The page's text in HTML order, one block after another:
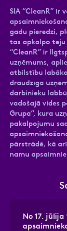
SIA “CleanR” ir
gadu pieredzi,
tas apkalpo
“CleanR” ir
uzņēmums,
atbilstību
draudzīga
darbinieku
vadošajā vides
Grupa”, kura
pakalpojumu
pārstrādē, kā
namu
No 17.